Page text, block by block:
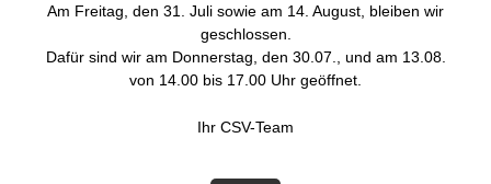
Am Freitag, den 31. Juli sowie am 14. August, bleiben wir
geschlossen.
Dafür sind wir am Donnerstag, den 30.07., und am 13.08.
von 14.00 bis 17.00 Uhr geöffnet.
Ihr CSV-Team
DIESE ARTIKEL KÖNNTEN SIE
AUCH INTERESSIEREN: